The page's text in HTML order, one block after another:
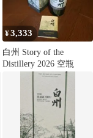
¥3,333
白州 Story of the
Distillery 2026 空瓶